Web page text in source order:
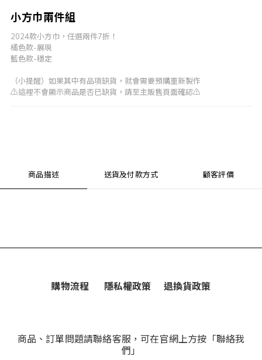
小方巾兩件組
2024款小方巾，任選兩件7折！
橘色款-展現
藍色款-穩定
（小提醒）如果其中有品項缺貨，就會需要預購重新製作
⚠️這裡不會顯示商品是否已缺貨，請至主販售頁面確認⚠️
商品描述 送貨及付款方式 顧客評價
購物流程 隱私權政策 退換貨政策
商品、訂單問題請聯絡客服，可在官網上方按「聯絡我
們」